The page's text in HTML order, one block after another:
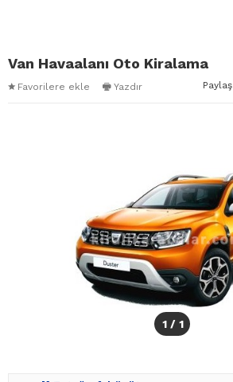
Van Havaalanı Oto Kiralama
Favorilere ekle Yazdır Paylaş
1 / 1